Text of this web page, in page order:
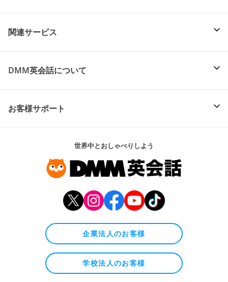
関連サービス
DMM英会話について
お客様サポート
世界中とおしゃべりしよう
企業法人のお客様
学校法人のお客様